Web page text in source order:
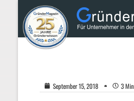
September 15, 2018 3 Min